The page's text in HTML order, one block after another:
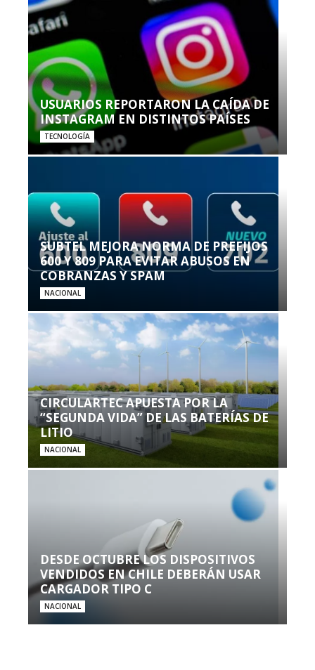
USUARIOS REPORTARON LA CAÍDA DE
INSTAGRAM EN DISTINTOS PAÍSES
TECNOLOGÍA
SUBTEL MEJORA NORMA DE PREFIJOS
600 Y 809 PARA EVITAR ABUSOS EN
COBRANZAS Y SPAM
NACIONAL
CIRCULARTEC APUESTA POR LA
“SEGUNDA VIDA” DE LAS BATERÍAS DE
LITIO
NACIONAL
DESDE OCTUBRE LOS DISPOSITIVOS
VENDIDOS EN CHILE DEBERÁN USAR
CARGADOR TIPO C
NACIONAL